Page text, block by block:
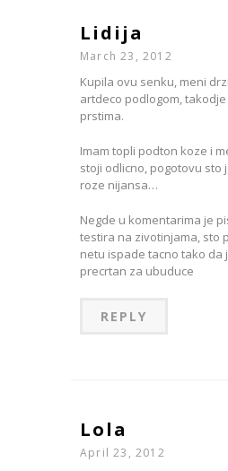
Lidija
March 23, 2012
Kupila ovu senku, meni
artdeco podlogom,
prstima.
Imam topli podton koze i
stoji odlicno, pogotovu sto
roze nijansa…
Negde u komentarima je
testira na zivotinjama, sto
netu ispade tacno tako da
precrtan za ubuduce
REPLY
Lola
April 23, 2012